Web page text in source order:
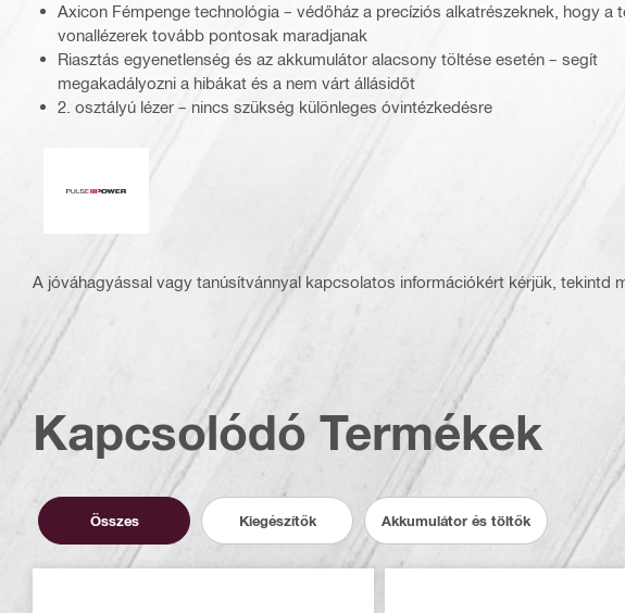
Axicon Fémpenge technológia – védőház a precíziós alkatrészeknek, hogy a
vonallézerek tovább pontosak maradjanak
Riasztás egyenetlenség és az akkumulátor alacsony töltése esetén – segít
megakadályozni a hibákat és a nem várt állásidőt
2. osztályú lézer – nincs szükség különleges óvintézkedésre
A jóváhagyással vagy tanúsítvánnyal kapcsolatos információkért kérjük, tekintd
Kapcsolódó Termékek
Összes Kiegészítők Akkumulátor és töltők